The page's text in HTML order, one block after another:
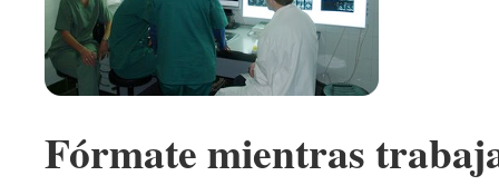
Fórmate mientras